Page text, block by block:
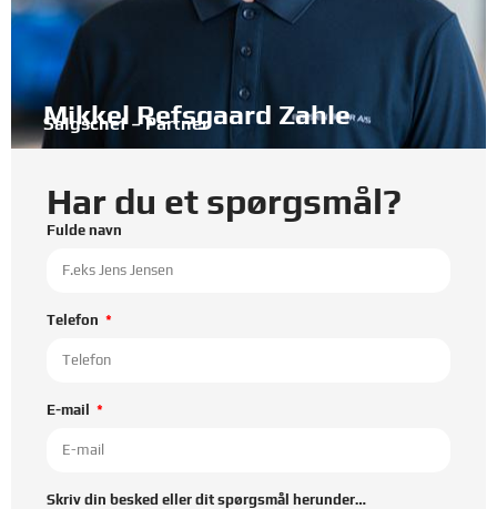
Salgschef – Partner
Mikkel Refsgaard Zahle
Har du et spørgsmål?
Fulde navn
Telefon
E-mail
Skriv din besked eller dit spørgsmål herunder…